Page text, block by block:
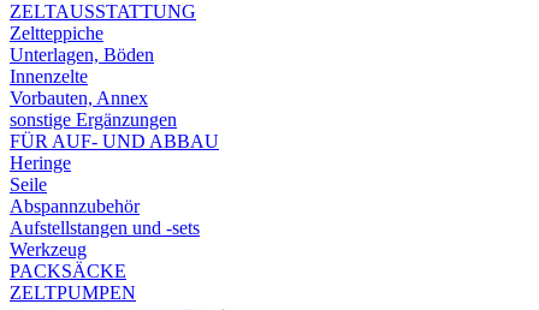
ZELTAUSSTATTUNG
Zeltteppiche
Unterlagen, Böden
Innenzelte
Vorbauten, Annex
sonstige Ergänzungen
FÜR AUF- UND ABBAU
Heringe
Seile
Abspannzubehör
Aufstellstangen und -sets
Werkzeug
PACKSÄCKE
ZELTPUMPEN